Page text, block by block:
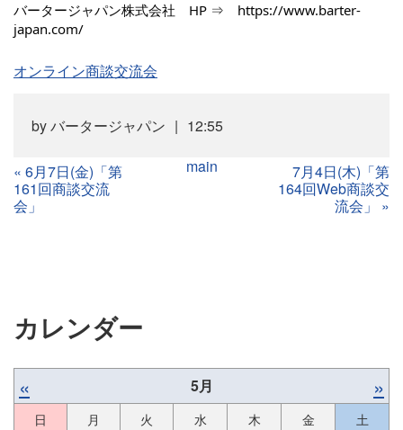
バータージャパン株式会社 HP ⇒ https://www.barter-
japan.com/
オンライン商談交流会
byバータージャパン 12:55
« 6月7日(金)「第
161回商談交流
会」
main
7月4日(木)「第
164回Web商談交
流会」
»
カレンダー
« 5月 »
日 月 火 水 木 金
土